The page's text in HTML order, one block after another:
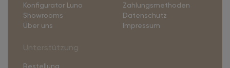
Konfigurator Luno
Showrooms
Über uns
Zahlungsmethoden
Datenschutz
Impressum
Bestellung